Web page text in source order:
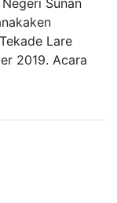
Sunan
Lare
2019. Acara